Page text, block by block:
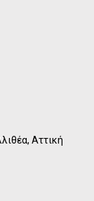
Αττική